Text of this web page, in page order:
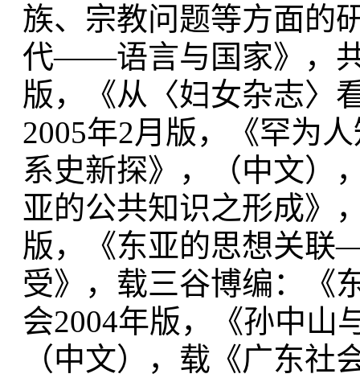
族、宗教问题等方面的
代——语言与国家》，
版，《从〈妇女杂志〉
2005年2月版，《罕为
系史新探》，（中文）
亚的公共知识之形成》
版，《东亚的思想关联
受》，载三谷博编：《
会2004年版，《孙中山
（中文），载《广东社